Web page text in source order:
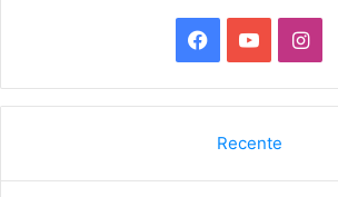
a
o
I
n
Recente